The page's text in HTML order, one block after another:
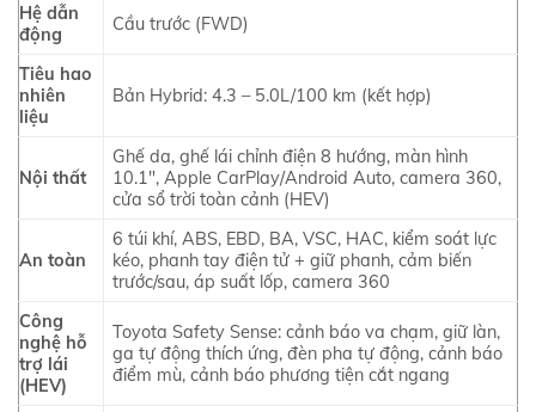
Hệ dẫn
động
Cầu trước (FWD)
Tiêu hao
nhiên
liệu
Bản Hybrid: 4.3 – 5.0L/100 km (kết hợp)
Nội thất
Ghế da, ghế lái chỉnh điện 8 hướng, màn hình
10.1″, Apple CarPlay/Android Auto, camera 360,
cửa sổ trời toàn cảnh (HEV)
An toàn
6 túi khí, ABS, EBD, BA, VSC, HAC, kiểm soát lực
kéo, phanh tay điện tử + giữ phanh, cảm biến
trước/sau, áp suất lốp, camera 360
Công
nghệ hỗ
trợ lái
(HEV)
Toyota Safety Sense: cảnh báo va chạm, giữ làn,
ga tự động thích ứng, đèn pha tự động, cảnh báo
điểm mù, cảnh báo phương tiện cắt ngang